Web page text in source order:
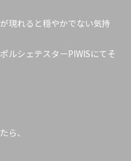
現れると穏やかでない気持
ルシェテスターPIWISにてそ
ら、